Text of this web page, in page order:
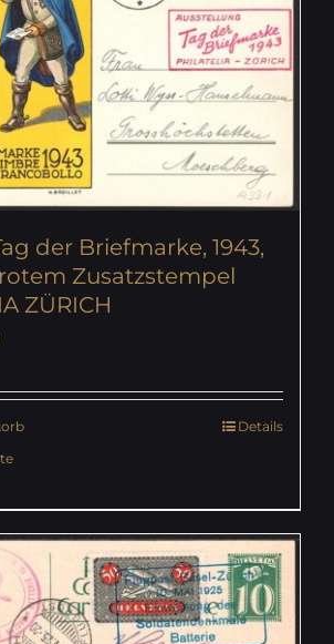
der Briefmarke, 1943,
Zusatzstempel
ZÜRICH
Details